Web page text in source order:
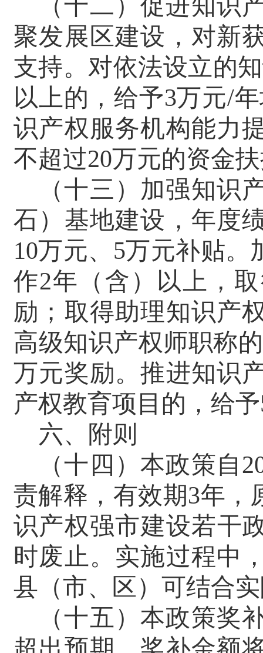
（十二）促进知识
聚发展区建设，对新
支持。对依法设立的
以上的，给予3万元/
识产权服务机构能力
不超过20万元的资金
（十三）加强知识
石）基地建设，年度
10万元、 5万元补贴。
作2年（含）以上，
励；取得助理知识产
高级知识产权师职称
万元奖励。推进知识
产权教育项目的，给予
六、附则
（十四）本政策自
责解释， 有效期3年，
识产权强市建设若干
时废止。 实施过程中
县（市、区）可结合
（十五）本政策奖